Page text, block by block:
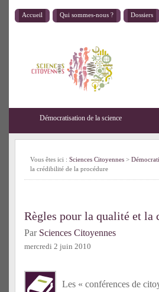
Accueil Qui sommes-nous ? Dossiers
Démocratisation de la science
Vous êtes ici : Sciences Citoyennes >
la crédibilité de la procédure
Règles pour la qualité et
Par Sciences Citoyennes
mercredi 2 juin 2010
Les « conférences de